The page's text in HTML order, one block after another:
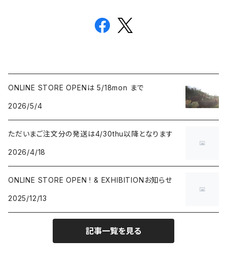
ONLINE STORE OPENは 5/18mon まで
2026/5/4
ただいまご注文分の発送は4/30thu以降となります
2026/4/18
ONLINE STORE OPEN ! & EXHIBITIONお知らせ
2025/12/13
記事一覧を見る